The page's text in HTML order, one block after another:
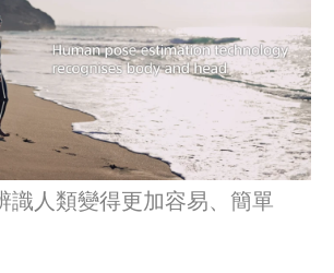
人類變得更加容易、簡單